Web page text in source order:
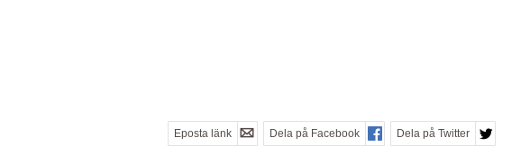
Eposta länk Dela på Facebook Dela på Twitter